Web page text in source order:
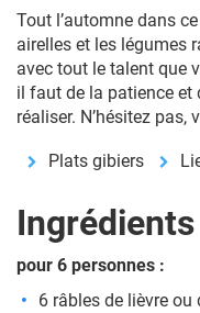
Tout l’automne dans
airelles et les légumes
avec tout le talent que
il faut de la patience et
réaliser. N’hésitez pas,
Plats gibiers
Ingrédients
pour 6 personnes :
6 râbles de lièvre ou